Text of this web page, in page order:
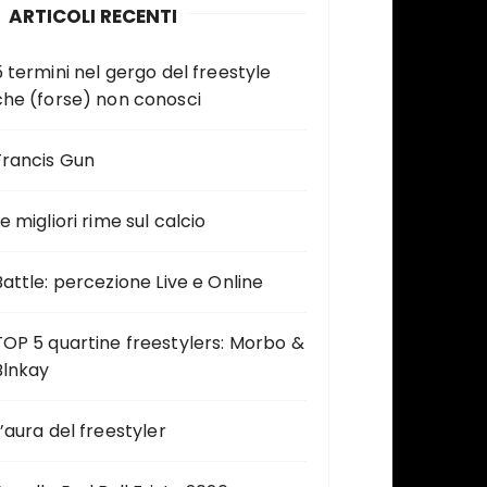
ARTICOLI RECENTI
termini nel gergo del freestyle
(forse) non conosci
Gun
migliori rime sul calcio
percezione Live e Online
5 quartine freestylers: Morbo &
del freestyler